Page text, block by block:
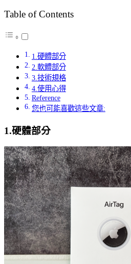
Table of Contents
1.硬體部分
2.軟體部分
3.技術規格
4.使用心得
Reference
您也可能喜歡這些文章:
1.硬體部分